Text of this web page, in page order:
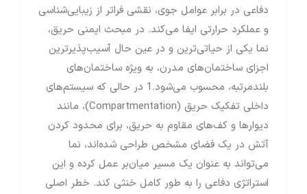
دفاعی در برابر عوامل جوی، نقشی فراتر از زیبایی‌شناسی
و عملکرد حرارتی ایفا می‌کند. در مبحث ایمنی حریق،
نما یکی از حیاتی‌ترین و در عین حال آسیب‌پذیرترین
اجزای ساختمان‌های مدرن، به ویژه ساختمان‌های
بلندمرتبه، محسوب می‌شود.1 در حالی که سیستم‌های
داخلی تفکیک حریق (Compartmentation)، مانند
دیوارها و کف‌های مقاوم به حریق، برای محدود کردن
آتش در یک فضای مشخص طراحی شده‌اند، نما
می‌تواند به عنوان یک مسیر میان‌بر عمل کرده و این
استراتژی دفاعی را به طور کامل خنثی کند. خطر اصلی